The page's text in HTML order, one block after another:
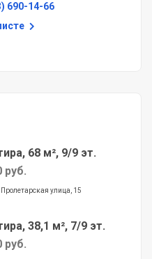
690-14-66
68 м², 9/9 эт.
руб.
улица, 15
38,1 м², 7/9 эт.
руб.